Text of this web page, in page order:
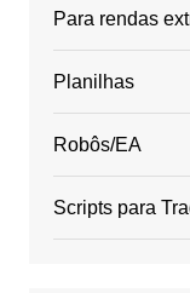
Para rendas
Planilhas
Robôs/EA
Scripts para